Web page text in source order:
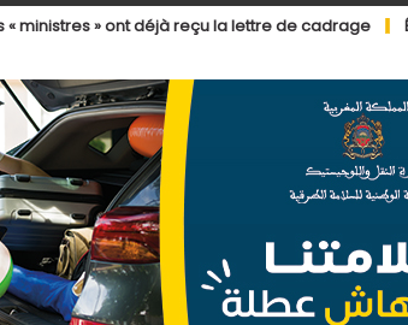
déjà reçu la lettre de cadrage Élections